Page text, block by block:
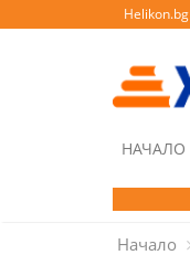
Helikon.bg
НАЧАЛО
Начало